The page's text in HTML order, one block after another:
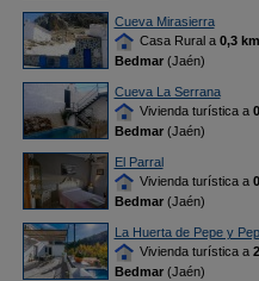
Cueva Mirasierra
Casa Rural a 0,3 km
Bedmar(Jaén)
Cueva La Serrana
Vivienda turística a
Bedmar(Jaén)
El Parral
Vivienda turística a
Bedmar(Jaén)
La Huerta de Pepe y
Vivienda turística a
Bedmar(Jaén)